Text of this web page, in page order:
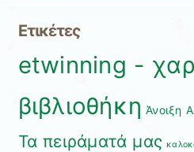
Ετικέτες
etwinning -
βιβλιοθήκη Άνοιξη
Τα πειράματά μας